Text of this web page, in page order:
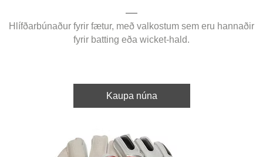
Hlífðarbúnaður fyrir fætur, með valkostum sem eru hannaðir
fyrir batting eða wicket-hald.
Kaupa núna